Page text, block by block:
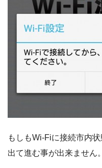
もしもWi-Fiに接続市内
出て進む事が出来ません。